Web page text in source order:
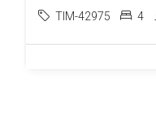
TIM-42975 4